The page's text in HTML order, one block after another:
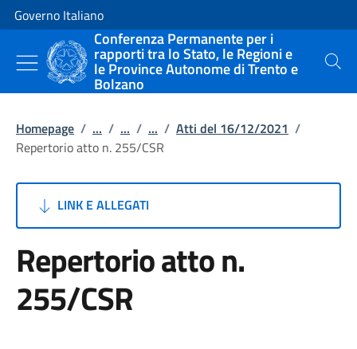
Vai al contenuto
Vai alla navigazione del sito
Governo Italiano
Conferenza Permanente per i
rapporti tra lo Stato, le Regioni e
le Province Autonome di Trento e
Bolzano
Cerca
Homepage / ... / ... / ... / Atti del 16/12/2021 /
Repertorio atto n. 255/CSR
LINK E ALLEGATI
Repertorio atto n.
255/CSR